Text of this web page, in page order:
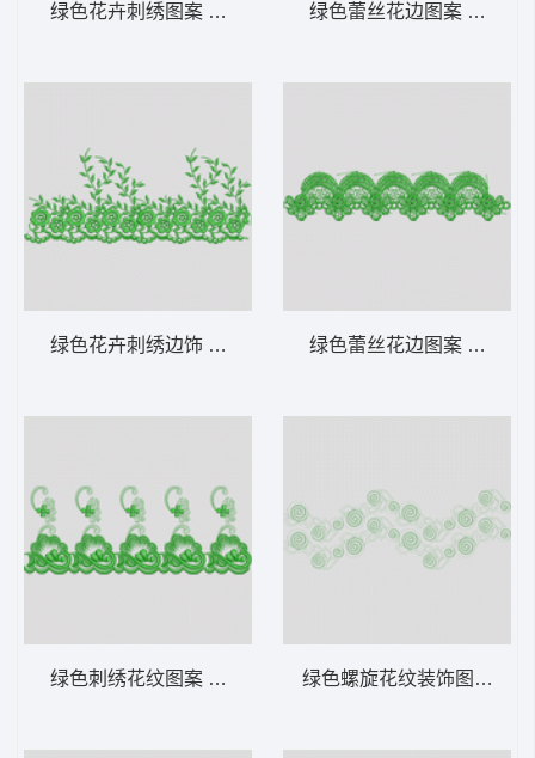
绿色花卉刺绣图案 水溶
绿色花卉刺绣边饰 水溶
绿色刺绣花纹图案 水溶
绿色蕾丝花边图案 水溶
绿色蕾丝花边图案 水溶
绿色螺旋花纹装饰图案 水溶